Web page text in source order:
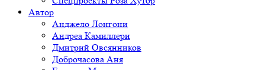
Автор
Анджело Лонгони
Андреа Камиллери
Дмитрий Овсянников
Доброчасова Аня